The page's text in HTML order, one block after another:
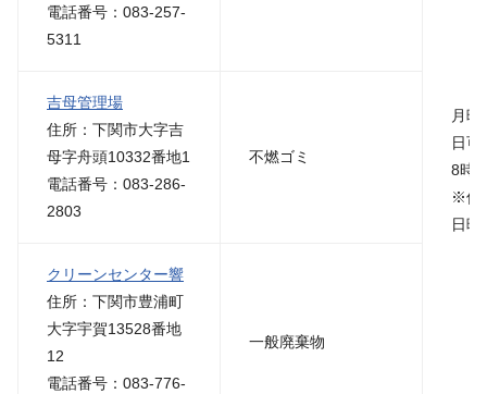
電話番号：083-257-
5311
月
日可
8時
※休
日曜
吉母管理場
住所：下関市大字吉
母字舟頭10332番地1
電話番号：083-286-
2803
不燃ゴミ
クリーンセンター響
住所：下関市豊浦町
大字宇賀13528番地
12
電話番号：083-776-
一般廃棄物